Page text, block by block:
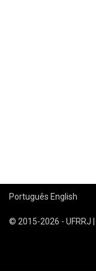
Português English
© 2015-2026 - UFRRJ |